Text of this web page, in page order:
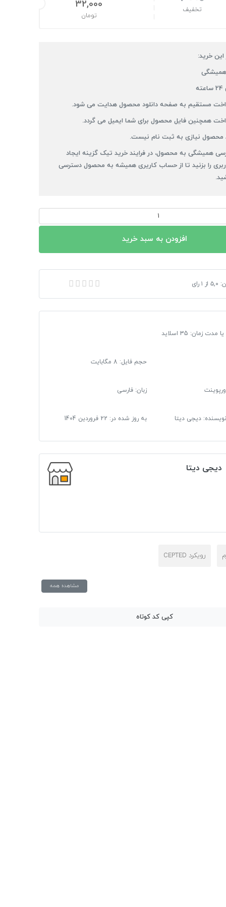
تخفیف قیمت اصلی: 40,000تومان بود.
32,000
تومان
این خرید:
مستقیم به صفحه دانلود محصول هدایت می شود.
همچنین فایل محصول برای شما ایمیل می گردد.
محصول نیازی به ثبت نام نیست.
همیشگی به محصول، در فرایند خرید تیک گزینه ایجاد
را بزنید تا از حساب کاریری همیشه به محصول دسترسی
افزودن به سبد خرید
امنیت محیطی از طریق طراحی شهری۵,۰ از ۱ رای
زمان: 35 اسلاید
حجم فایل: 8 مگابایت
زبان: فارسی
نویسنده: دیجی دیتا به روز شده در: 22 فروردین 1404
دیجی دیتا
رویکرد CEPTED
مشاهده همه
کپی کد کوتاه